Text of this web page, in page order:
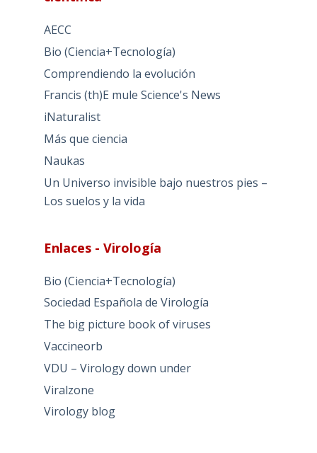
AECC
Bio (Ciencia+Tecnología)
Comprendiendo la evolución
Francis (th)E mule Science's News
iNaturalist
Más que ciencia
Naukas
Un Universo invisible bajo nuestros pies –
Los suelos y la vida
Enlaces - Virología
Bio (Ciencia+Tecnología)
Sociedad Española de Virología
The big picture book of viruses
Vaccineorb
VDU – Virology down under
Viralzone
Virology blog